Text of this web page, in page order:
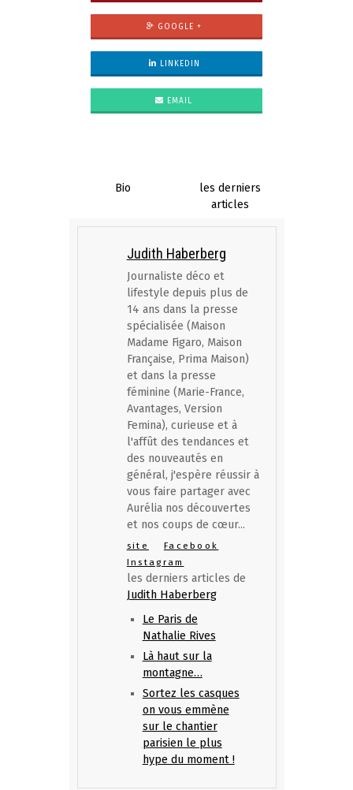
GOOGLE +
LINKEDIN
EMAIL
Bio
les derniers
articles
Judith Haberberg
Journaliste déco et
lifestyle depuis plus de
14 ans dans la presse
spécialisée (Maison
Madame Figaro, Maison
Française, Prima Maison)
et dans la presse
féminine (Marie-France,
Avantages, Version
Femina), curieuse et à
l'affût des tendances et
des nouveautés en
général, j'espère réussir à
vous faire partager avec
Aurélia nos découvertes
et nos coups de cœur...
site
Facebook
Instagram
les derniers articles de
Judith Haberberg
Le Paris de
Nathalie Rives
Là haut sur la
montagne…
Sortez les casques
on vous emmène
sur le chantier
parisien le plus
hype du moment !